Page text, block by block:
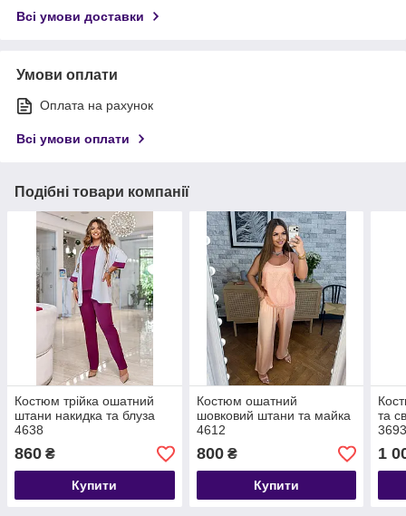
Всі умови доставки
Умови оплати
Оплата на рахунок
Всі умови оплати
Подібні товари компанії
Костюм трійка ошатний
штани накидка та блуза
4638
860 ₴
Купити
Костюм ошатний
шовковий штани та майка
4612
800₴
Купити
та
1